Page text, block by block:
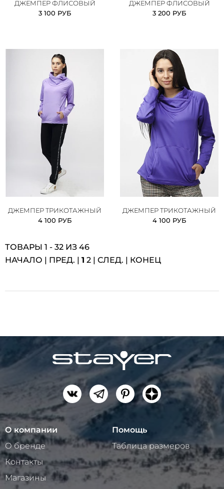
ДЖЕМПЕР ФЛИСОВЫЙ
3 100 РУБ
ДЖЕМПЕР ФЛИСОВЫЙ
3 200 РУБ
ДЖЕМПЕР ТРИКОТАЖНЫЙ
4 100 РУБ
ДЖЕМПЕР ТРИКОТАЖНЫЙ
4 100 РУБ
ТОВАРЫ 1 - 32 ИЗ 46
НАЧАЛО | ПРЕД. | 1 2 | СЛЕД. | КОНЕЦ
О компании
О бренде
Контакты
Магазины
Помощь
Таблица размеров